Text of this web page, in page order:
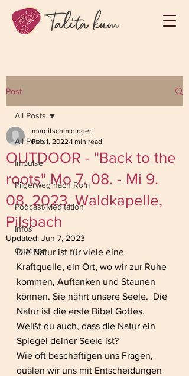
Post
All Posts
Impulse
Pilgerweg nach Rom
Podcast/Meditation
Infos
Outdoor
All Posts
OUTDOOR - "Back to the
roots" Mo 7. 08. - Mi 9.
08. 2023, Waldkapelle,
Pilsbach
margitschmidinger
Feb 1, 2022 1 min read
Updated: Jun 7, 2023
Die Natur ist für viele eine
Kraftquelle, ein Ort, wo wir zur Ruhe
kommen, Auftanken und Staunen
können. Sie nährt unsere Seele.  Die
Natur ist die erste Bibel Gottes.
Weißt du auch, dass die Natur ein
Spiegel deiner Seele ist?
Wie oft beschäftigen uns Fragen,
quälen wir uns mit Entscheidungen